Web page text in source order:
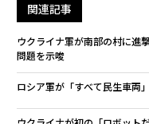
関連記事
ウクライナ軍が南部の村に
問題を示唆
ロシア軍が「すべて民生車